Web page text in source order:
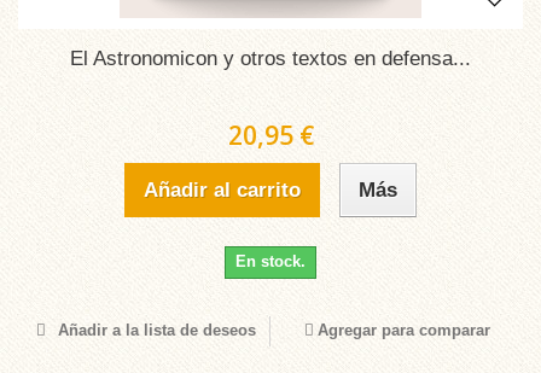
El Astronomicon y otros textos en defensa...
20,95 €
Añadir al carrito Más
En stock.
Añadir a la lista de deseos Agregar para comparar